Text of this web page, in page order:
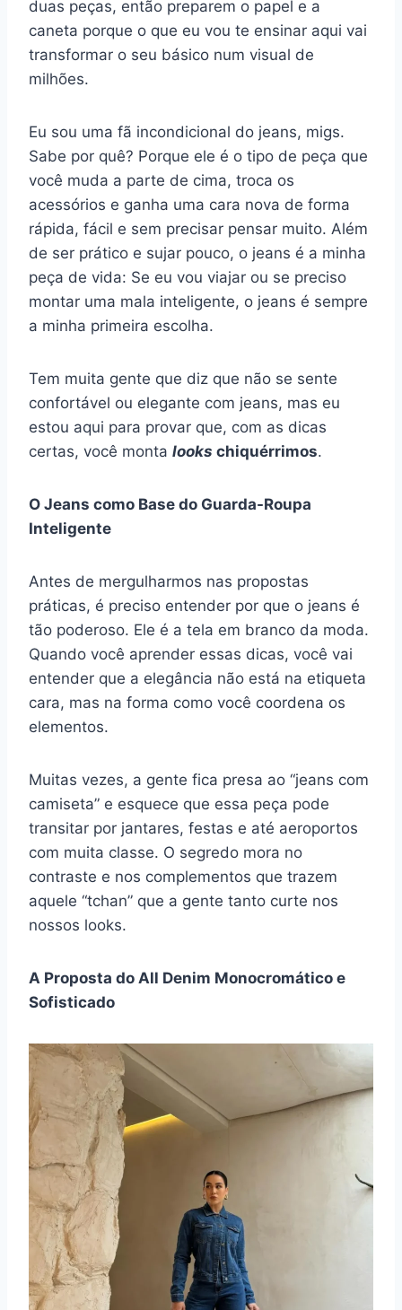
duas peças, então preparem o papel e a
caneta porque o que eu vou te ensinar aqui vai
transformar o seu básico num visual de
milhões.
Eu sou uma fã incondicional do jeans, migs.
Sabe por quê? Porque ele é o tipo de peça que
você muda a parte de cima, troca os
acessórios e ganha uma cara nova de forma
rápida, fácil e sem precisar pensar muito. Além
de ser prático e sujar pouco, o jeans é a minha
peça de vida: Se eu vou viajar ou se preciso
montar uma mala inteligente, o jeans é sempre
a minha primeira escolha.
Tem muita gente que diz que não se sente
confortável ou elegante com jeans, mas eu
estou aqui para provar que, com as dicas
certas, você monta looks chiquérrimos.
O Jeans como Base do Guarda-Roupa
Inteligente
Antes de mergulharmos nas propostas
práticas, é preciso entender por que o jeans é
tão poderoso. Ele é a tela em branco da moda.
Quando você aprender essas dicas, você vai
entender que a elegância não está na etiqueta
cara, mas na forma como você coordena os
elementos.
Muitas vezes, a gente fica presa ao “jeans com
camiseta” e esquece que essa peça pode
transitar por jantares, festas e até aeroportos
com muita classe. O segredo mora no
contraste e nos complementos que trazem
aquele “tchan” que a gente tanto curte nos
nossos looks.
A Proposta do All Denim Monocromático e
Sofisticado